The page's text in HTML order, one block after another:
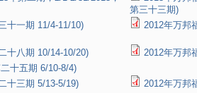
第三十三期)
十一期 11/4-11/10)
2012年万邦
十八期 10/14-10/20)
2012年万邦
十五期 6/10-8/4)
十三期 5/13-5/19)
2012年万邦